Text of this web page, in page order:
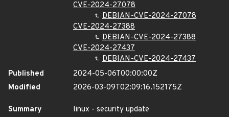
CVE-2024-27078
DEBIAN-CVE-2024-27078
CVE-2024-27388
DEBIAN-CVE-2024-27388
CVE-2024-27437
DEBIAN-CVE-2024-27437
Published
2024-05-06T00:00:00Z
Modified
2026-03-09T02:09:16.152175Z
Summary linux - security update